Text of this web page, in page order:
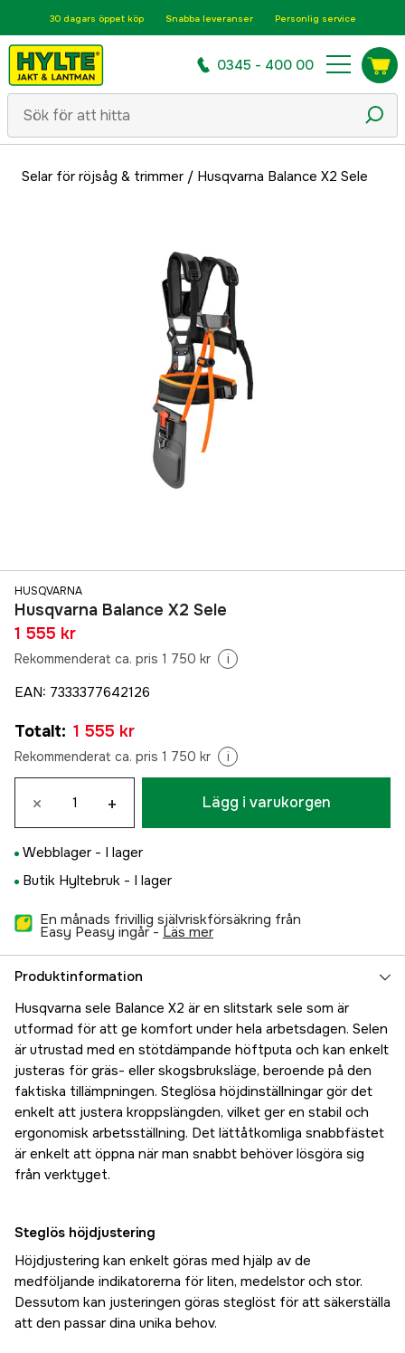
30 dagars öppet köp Snabba leveranser Personlig service
0345 - 400 00
Selar för röjsåg & trimmer/ Husqvarna Balance X2 Sele
HUSQVARNA
Husqvarna Balance X2 Sele
1 555 kr
Rekommenderat ca. pris 1 750 kr i
EAN: 7333377642126
Totalt: 1 555 kr
Rekommenderat ca. pris 1 750 kr i
× + Lägg i varukorgen
Webblager - I lager
Butik Hyltebruk - I lager
En månads frivillig självriskförsäkring från
Easy Peasy ingår - läs mer
Produktinformation
Husqvarna sele Balance X2 är en slitstark sele som är
utformad för att ge komfort under hela arbetsdagen. Selen
är utrustad med en stötdämpande höftputa och kan enkelt
justeras för gräs- eller skogsbruksläge, beroende på den
faktiska tillämpningen. Steglösa höjdinställningar gör det
enkelt att justera kroppslängden, vilket ger en stabil och
ergonomisk arbetsställning. Det lättåtkomliga snabbfästet
är enkelt att öppna när man snabbt behöver lösgöra sig
från verktyget.
Steglös höjdjustering
Höjdjustering kan enkelt göras med hjälp av de
medföljande indikatorerna för liten, medelstor och stor.
Dessutom kan justeringen göras steglöst för att säkerställa
att den passar dina unika behov.